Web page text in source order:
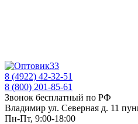
8 (4922) 42-32-51
8 (800) 201-85-61
Звонок бесплатный по РФ
Владимир ул. Северная д. 11
Пн-Пт, 9:00-18:00